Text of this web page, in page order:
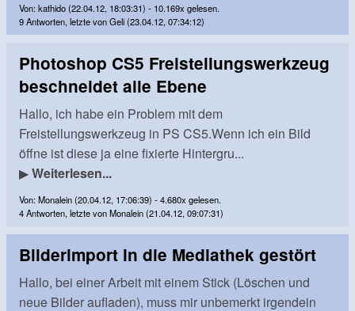
Von: kathido (22.04.12, 18:03:31) - 10.169x gelesen.
9 Antworten, letzte von Geli (23.04.12, 07:34:12)
Photoshop CS5 Freistellungswerkzeug
beschneidet alle Ebene
Hallo, ich habe ein Problem mit dem
Freistellungswerkzeug in PS CS5.Wenn ich ein Bild
öffne ist diese ja eine fixierte Hintergru...
▶Weiterlesen...
Von: Monalein (20.04.12, 17:06:39) - 4.680x gelesen.
4 Antworten, letzte von Monalein (21.04.12, 09:07:31)
Bilderimport in die Mediathek gestört
Hallo, bei einer Arbeit mit einem Stick (Löschen und
neue Bilder aufladen), muss mir unbemerkt irgendein